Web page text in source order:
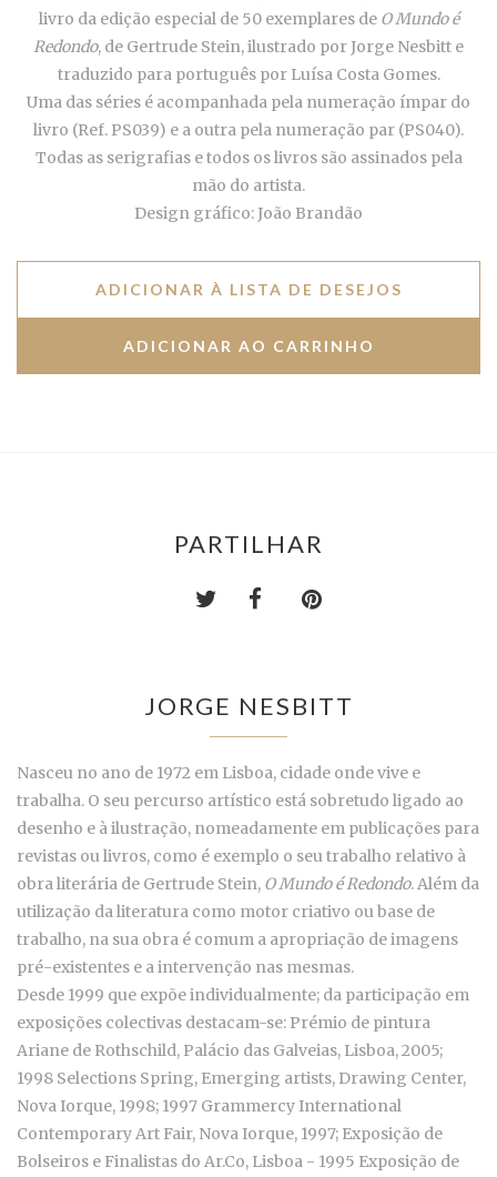
livro da edição especial de 50 exemplares de O Mundo é
Redondo, de Gertrude Stein, ilustrado por Jorge Nesbitt e
traduzido para português por Luísa Costa Gomes.
Uma das séries é acompanhada pela numeração ímpar do
livro (Ref. PS039) e a outra pela numeração par (PS040).
Todas as serigrafias e todos os livros são assinados pela
mão do artista.
Design gráfico: João Brandão
ADICIONAR À LISTA DE DESEJOS
PARTILHAR
JORGE NESBITT
Nasceu no ano de 1972 em Lisboa, cidade onde vive e
trabalha. O seu percurso artístico está sobretudo ligado ao
desenho e à ilustração, nomeadamente em publicações para
revistas ou livros, como é exemplo o seu trabalho relativo à
obra literária de Gertrude Stein, O Mundo é Redondo. Além da
utilização da literatura como motor criativo ou base de
trabalho, na sua obra é comum a apropriação de imagens
pré-existentes e a intervenção nas mesmas.
Desde 1999 que expõe individualmente; da participação em
exposições colectivas destacam-se: Prémio de pintura
Ariane de Rothschild, Palácio das Galveias, Lisboa, 2005;
1998 Selections Spring, Emerging artists, Drawing Center,
Nova Iorque, 1998; 1997 Grammercy International
Contemporary Art Fair, Nova Iorque, 1997; Exposição de
Bolseiros e Finalistas do Ar.Co, Lisboa - 1995 Exposição de